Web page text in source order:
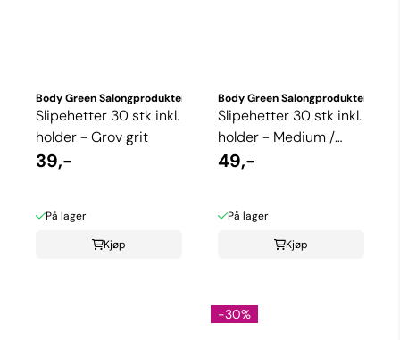
Body Green Salongprodukter
Slipehetter 30 stk inkl.
holder - Grov grit
39,-
På lager
Kjøp
Body Green Salongprodukter
Slipehetter 30 stk inkl.
holder - Medium /
Grov grit
49,-
På lager
Kjøp
-30%